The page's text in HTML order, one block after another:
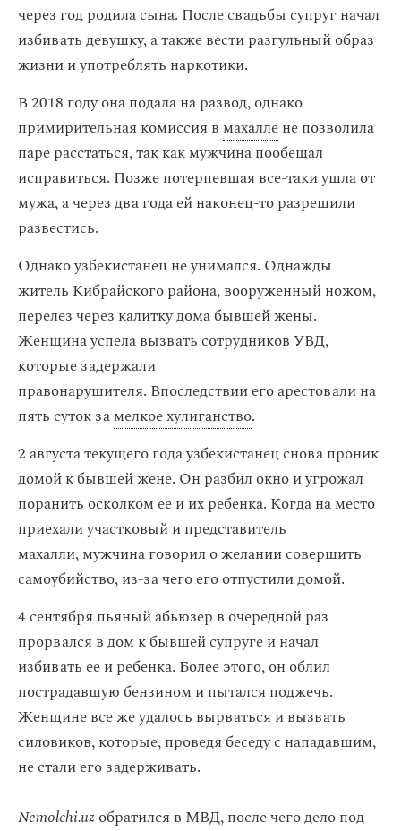
через год родила сына. После свадьбы супруг начал
избивать девушку, а также вести разгульный образ
жизни и употреблять наркотики.
В 2018 году она подала на развод, однако
примирительная комиссия в махаллене позволила
паре расстаться, так как мужчина пообещал
исправиться. Позже потерпевшая все-таки ушла от
мужа, а через два года ей наконец-то разрешили
развестись.
Однако узбекистанец не унимался. Однажды
житель Кибрайского района, вооруженный ножом,
перелез через калитку дома бывшей жены.
Женщина успела вызвать сотрудников УВД,
которые задержали
правонарушителя. Впоследствии его арестовали на
пять суток замелкое хулиганство.
2 августа текущего года узбекистанец снова проник
домой к бывшей жене. Он разбил окно и угрожал
поранить осколком ее и их ребенка. Когда на место
приехали участковый и представитель
махалли, мужчина говорил о желании совершить
самоубийство, из-за чего его отпустили домой.
4 сентября пьяный абьюзер в очередной раз
прорвался в дом к бывшей супруге и начал
избивать ее и ребенка. Более этого, он облил
пострадавшую бензином и пытался поджечь.
Женщине все же удалось вырваться и вызвать
силовиков, которые, проведя беседу с нападавшим,
не стали его задерживать.
Nemolchi.uzобратился в МВД, после чего дело под